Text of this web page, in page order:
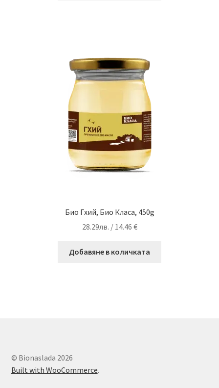
Био Гхий, Био Класа, 450g
28.29лв. / 14.46 €
Добавяне в количката
© Bionaslada 2026
Built with WooCommerce.